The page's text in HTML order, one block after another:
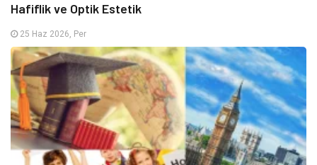
Hafiflik ve Optik Estetik
25 Haz 2026, Per